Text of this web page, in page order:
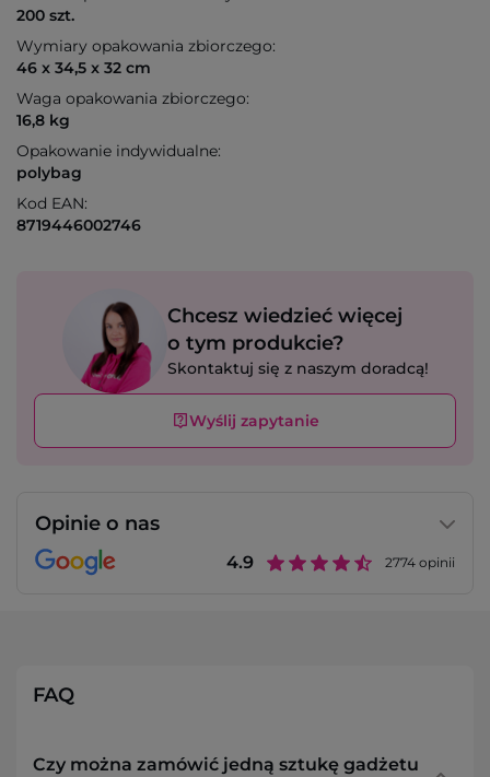
200 szt.
Wymiary opakowania zbiorczego:
46 x 34,5 x 32 cm
Waga opakowania zbiorczego:
16,8 kg
Opakowanie indywidualne:
polybag
Kod EAN:
8719446002746
Chcesz wiedzieć więcej
o tym produkcie?
Skontaktuj się z naszym doradcą!
Wyślij zapytanie
Opinie o nas
4.9 2774 opinii
FAQ
Czy można zamówić jedną sztukę gadżetu